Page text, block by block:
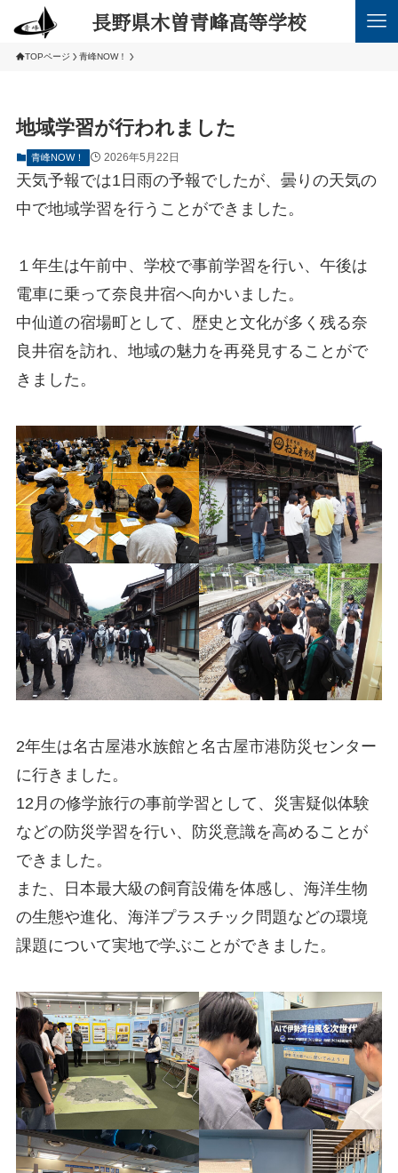
長野県木曽青峰高等学校
TOPページ 青峰NOW！
地域学習が行われました
青峰NOW！ 2026年5月22日
天気予報では1日雨の予報でしたが、曇りの天気の
中で地域学習を行うことができました。
１年生は午前中、学校で事前学習を行い、午後は
電車に乗って奈良井宿へ向かいました。
中仙道の宿場町として、歴史と文化が多く残る奈
良井宿を訪れ、地域の魅力を再発見することがで
きました。
2年生は名古屋港水族館と名古屋市港防災センター
に行きました。
12月の修学旅行の事前学習として、災害疑似体験
などの防災学習を行い、防災意識を高めることが
できました。
また、日本最大級の飼育設備を体感し、海洋生物
の生態や進化、海洋プラスチック問題などの環境
課題について実地で学ぶことができました。